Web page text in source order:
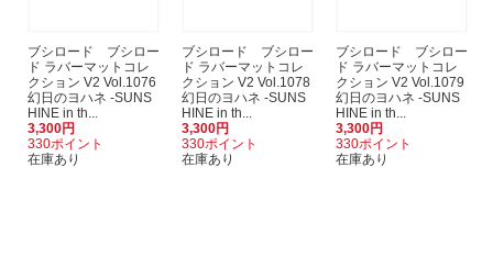
ブシロード ブシロー
ド ラバーマットコレ
クション V2 Vol.1076
幻日のヨハネ -SUNS
HINE in th...
3,300円
330ポイント
在庫あり
ブシロード ブシロー
ド ラバーマットコレ
クション V2 Vol.1078
幻日のヨハネ -SUNS
HINE in th...
3,300円
330ポイント
在庫あり
ブシロード ブシロー
ド ラバーマットコレ
クション V2 Vol.1079
幻日のヨハネ -SUNS
HINE in th...
3,300円
330ポイント
在庫あり